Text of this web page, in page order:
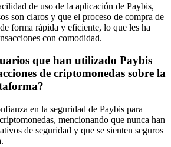
de uso de la aplicación de Paybis,
son claros y que el proceso de compra de
forma rápida y eficiente, lo que les ha
con comodidad.
que han utilizado Paybis
de criptomonedas sobre la
en la seguridad de Paybis para
mencionando que nunca han
de seguridad y que se sienten seguros